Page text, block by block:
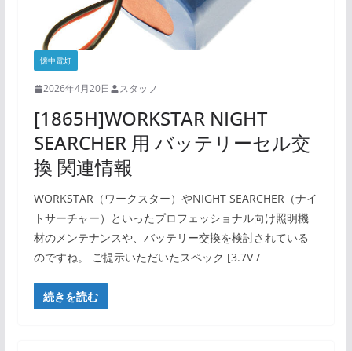
懐中電灯
2026年4月20日 スタッフ
[1865H]WORKSTAR NIGHT
SEARCHER 用 バッテリーセル交
換 関連情報
WORKSTAR（ワークスター）やNIGHT SEARCHER（ナイ
トサーチャー）といったプロフェッショナル向け照明機
材のメンテナンスや、バッテリー交換を検討されている
のですね。 ご提示いただいたスペック [3.7V /
続きを読む